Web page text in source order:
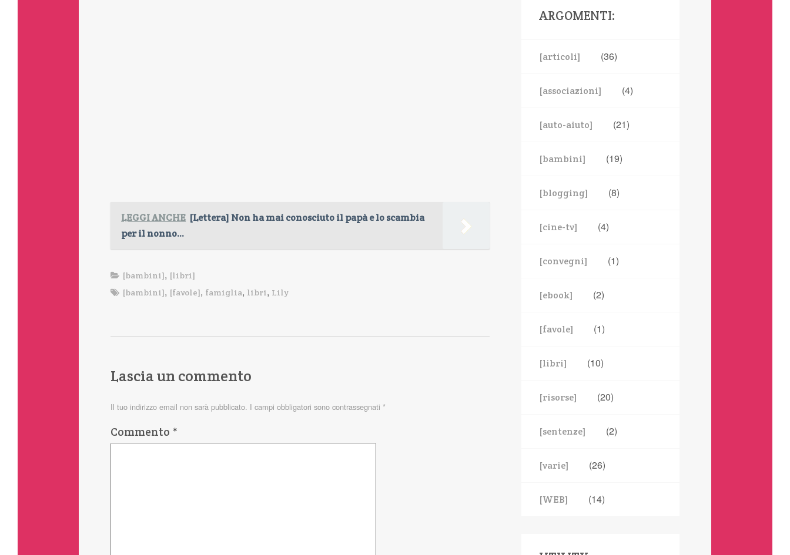
LEGGI ANCHE [Lettera] Non ha mai conosciuto il papà e lo scambia
per il nonno...
[bambini], [libri]
[bambini], [favole], famiglia, libri, Lily
Lascia un commento
Il tuo indirizzo email non sarà pubblicato. I campi obbligatori sono contrassegnati*
Commento *
ARGOMENTI:
[articoli] (36)
[associazioni] (4)
[auto-aiuto] (21)
[bambini] (19)
[blogging] (8)
[cine-tv] (4)
[convegni] (1)
[ebook] (2)
[favole] (1)
[libri] (10)
[risorse] (20)
[sentenze] (2)
[varie] (26)
[WEB] (14)